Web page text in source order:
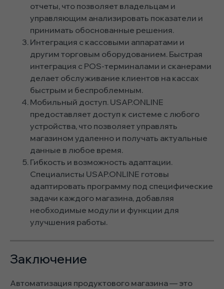
отчеты, что позволяет владельцам и
управляющим анализировать показатели и
принимать обоснованные решения.
Интеграция с кассовыми аппаратами и
другим торговым оборудованием. Быстрая
интеграция с POS-терминалами и сканерами
делает обслуживание клиентов на кассах
быстрым и беспроблемным.
Мобильный доступ. USAP.ONLINE
предоставляет доступ к системе с любого
устройства, что позволяет управлять
магазином удаленно и получать актуальные
данные в любое время.
Гибкость и возможность адаптации.
Специалисты USAP.ONLINE готовы
адаптировать программу под специфические
задачи каждого магазина, добавляя
необходимые модули и функции для
улучшения работы.
Заключение
Автоматизация продуктового магазина — это